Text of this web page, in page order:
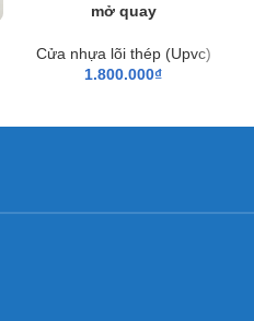
mở quay
Cửa nhựa lõi thép (Upvc)
1.800.000₫